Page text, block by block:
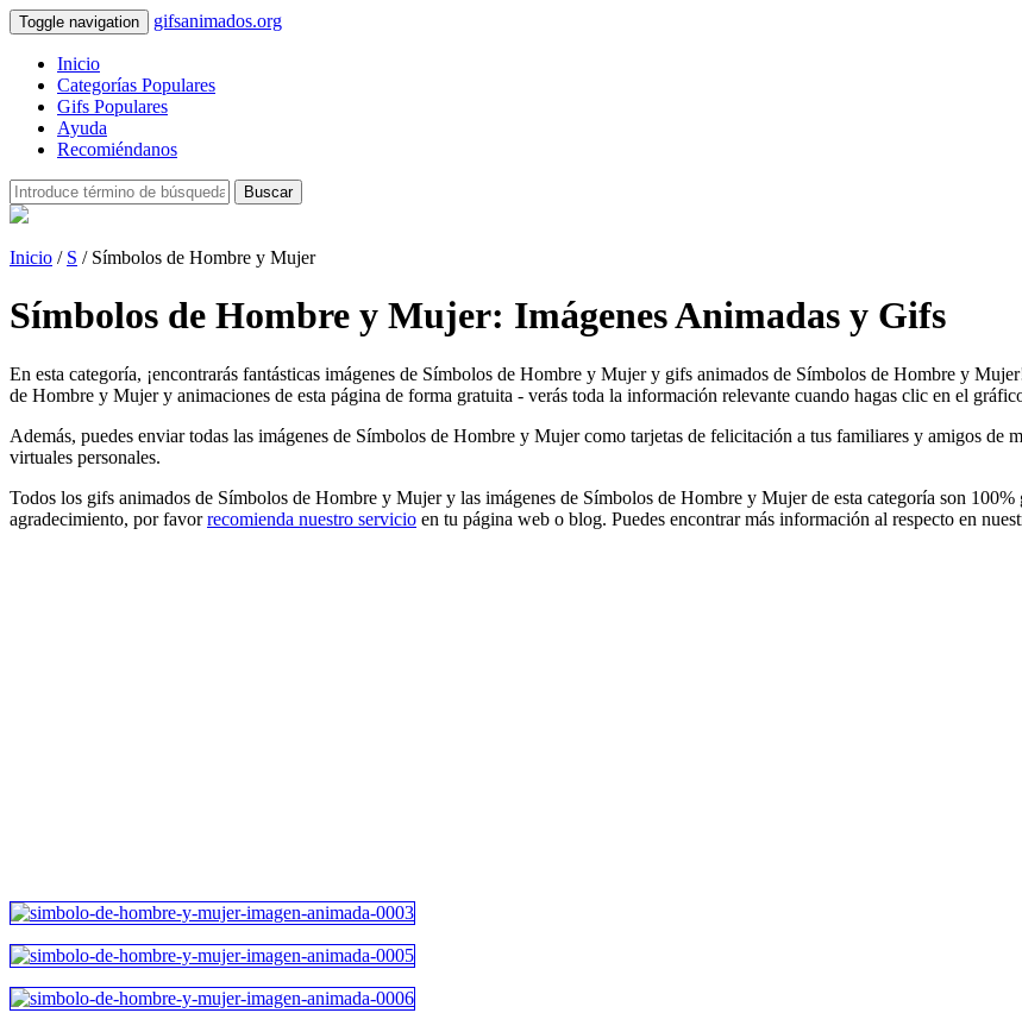
Toggle navigation gifsanimados.org
Inicio
Categorías Populares
Gifs Populares
Ayuda
Recomiéndanos
Buscar
Inicio / S / Símbolos de Hombre y Mujer
Símbolos de Hombre y Mujer: Imágenes Animadas y Gifs
En esta categoría, ¡encontrarás fantásticas imágenes de Símbolos de Hombre y Mujer y gifs animados de Símbolos de Hombre y
de Hombre y Mujer y animaciones de esta página de forma gratuita - verás toda la información relevante cuando hagas clic en el
Además, puedes enviar todas las imágenes de Símbolos de Hombre y Mujer como tarjetas de felicitación a tus familiares y amigos de
virtuales personales.
Todos los gifs animados de Símbolos de Hombre y Mujer y las imágenes de Símbolos de Hombre y Mujer de esta categoría son
agradecimiento, por favorrecomienda nuestro servicio en tu página web o blog. Puedes encontrar más información al respecto en